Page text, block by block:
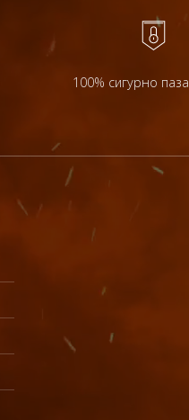
100% сигурно